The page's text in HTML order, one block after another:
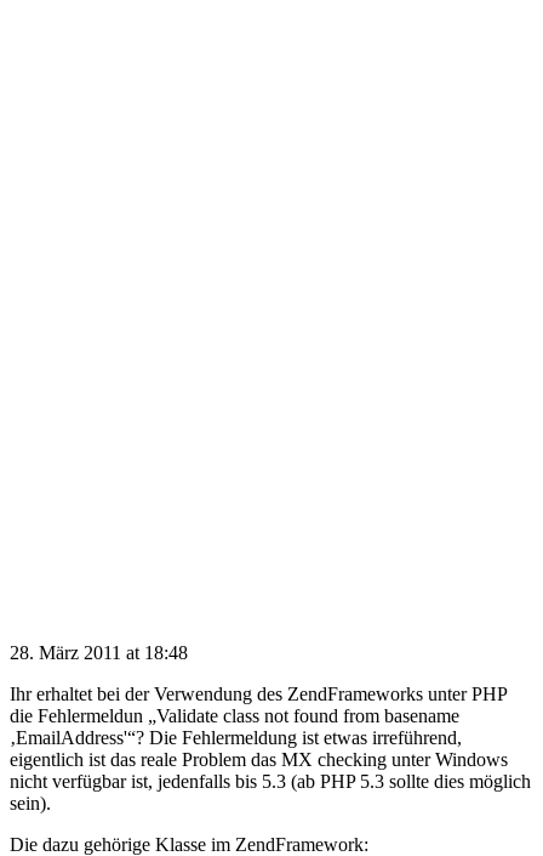
28. März 2011 at 18:48
Ihr erhaltet bei der Verwendung des ZendFrameworks unter PHP
die Fehlermeldun „Validate class not found from basename
‚EmailAddress'“? Die Fehlermeldung ist etwas irreführend,
eigentlich ist das reale Problem das MX checking unter Windows
nicht verfügbar ist, jedenfalls bis 5.3 (ab PHP 5.3 sollte dies möglich
sein).
Die dazu gehörige Klasse im ZendFramework: